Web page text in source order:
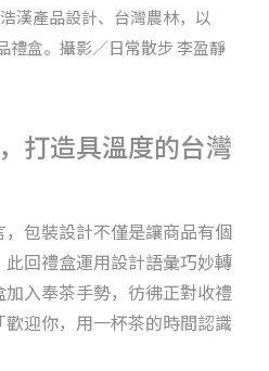
漢產品設計、台灣農林，以
禮盒。攝影／日常散步 李盈靜
打造具溫度的台灣
包裝設計不僅是讓商品有個
回禮盒運用設計語彙巧妙轉
入奉茶手勢，彷彿正對收禮
迎你，用一杯茶的時間認識